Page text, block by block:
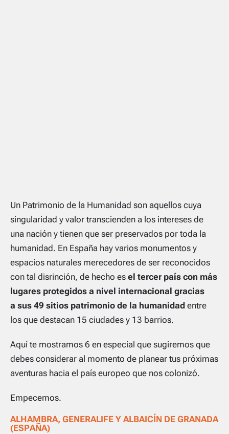
Un Patrimonio de la Humanidad son aquellos cuya
singularidad y valor transcienden a los intereses de
una nación y tienen que ser preservados por toda la
humanidad. En España hay varios monumentos y
espacios naturales merecedores de ser reconocidos
con tal disrinción, de hecho es el tercer país con más
lugares protegidos a nivel internacional gracias
a sus 49 sitios patrimonio de la humanidad entre
los que destacan 15 ciudades y 13 barrios.
Aquí te mostramos 6 en especial que sugiremos que
debes considerar al momento de planear tus próximas
aventuras hacia el país europeo que nos colonizó.
Empecemos.
ALHAMBRA, GENERALIFE Y ALBAICÍN DE GRANADA
(ESPAÑA)